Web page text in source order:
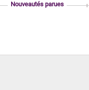
Nouveautés parues